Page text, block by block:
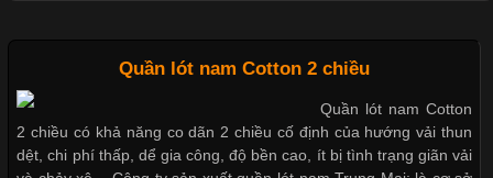
Chất Liệu Lycra Có Gì Đặc Biệt Trong Ngành Thời Trang?
Cập nhật 2026-05-27 17:03:46
Quần lót nam Cotton 2 chiều
Quần lót nam Cotton
2 chiều có khả năng co dãn 2 chiều cố định của hướng vải thun
dệt, chi phí thấp, dể gia công, độ bền cao, ít bị tình trạng giãn vải